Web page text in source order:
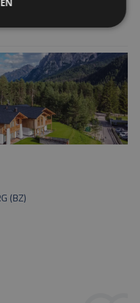
(BZ)